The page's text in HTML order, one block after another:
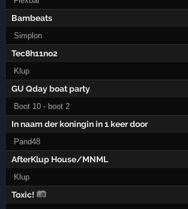
Bambeats
Simplon
Tec8h11no2
Klup
GU Qday boat party
Boot 10 - boot 2
In naam der koningin in 1 keer door
Pand48
AfterKlup House/MNML
Klup
Toxic!